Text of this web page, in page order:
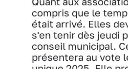
compris que le
était arrivé. Elles
s'en tenir dès jeudi
conseil municipal.
présentera au vote